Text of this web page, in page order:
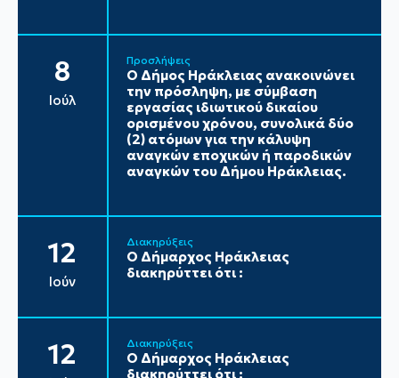
8
Ιούλ
Προσλήψεις
Ο Δήμος Ηράκλειας ανακοινώνει
την πρόσληψη, με σύμβαση
εργασίας ιδιωτικού δικαίου
ορισμένου χρόνου, συνολικά δύο
(2) ατόμων για την κάλυψη
αναγκών εποχικών ή παροδικών
αναγκών του Δήμου Ηράκλειας.
12
Ιούν
Διακηρύξεις
Ο Δήμαρχος Ηράκλειας
διακηρύττει ότι :
12 Διακηρύξεις
Ο Δήμαρχος Ηράκλειας
διακηρύττει ότι :